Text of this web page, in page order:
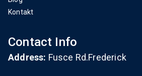
Kontakt
Contact Info
Address: Fusce Rd.Frederick